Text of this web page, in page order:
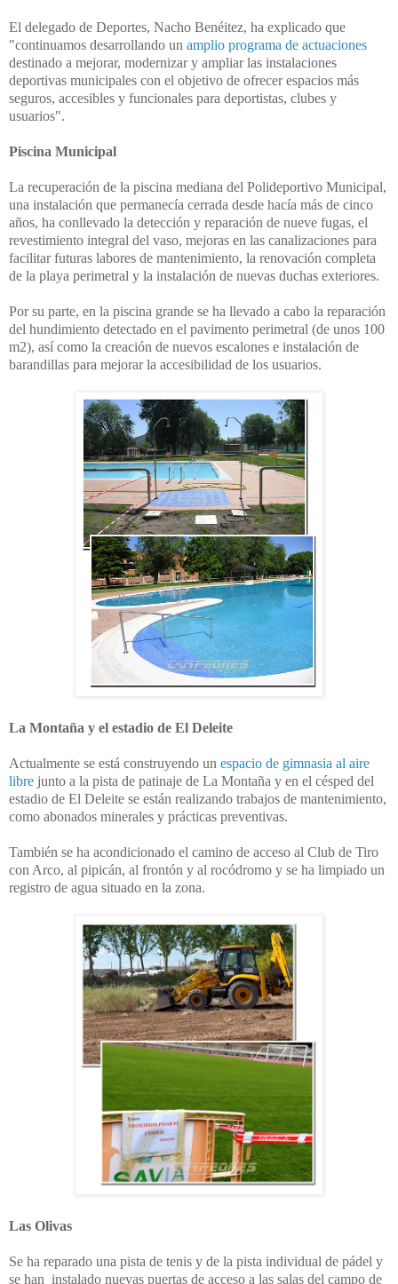
El delegado de Deportes, Nacho Benéitez, ha explicado que
"continuamos desarrollando un amplio programa de actuaciones
destinado a mejorar, modernizar y ampliar las instalaciones
deportivas municipales con el objetivo de ofrecer espacios más
seguros, accesibles y funcionales para deportistas, clubes y
usuarios".
Piscina Municipal
La recuperación de la piscina mediana del Polideportivo Municipal,
una instalación que permanecía cerrada desde hacía más de cinco
años, ha conllevado la detección y reparación de nueve fugas, el
revestimiento integral del vaso, mejoras en las canalizaciones para
facilitar futuras labores de mantenimiento, la renovación completa
de la playa perimetral y la instalación de nuevas duchas exteriores.
Por su parte, en la piscina grande se ha llevado a cabo la reparación
del hundimiento detectado en el pavimento perimetral (de unos 100
m2), así como la creación de nuevos escalones e instalación de
barandillas para mejorar la accesibilidad de los usuarios.
La Montaña y el estadio de El Deleite
Actualmente se está construyendo un espacio de gimnasia al aire
libre junto a la pista de patinaje de La Montaña y en el césped del
estadio de El Deleite se están realizando trabajos de mantenimiento,
como abonados minerales y prácticas preventivas.
También se ha acondicionado el camino de acceso al Club de Tiro
con Arco, al pipicán, al frontón y al rocódromo y se ha limpiado un
registro de agua situado en la zona.
Las Olivas
Se ha reparado una pista de tenis y de la pista individual de pádel y
se han instalado nuevas puertas de acceso a las salas del campo de